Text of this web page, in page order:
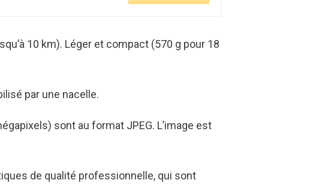
10 km). Léger et compact (570 g pour 18
par une nacelle.
sont au format JPEG. L’image est
de qualité professionnelle, qui sont